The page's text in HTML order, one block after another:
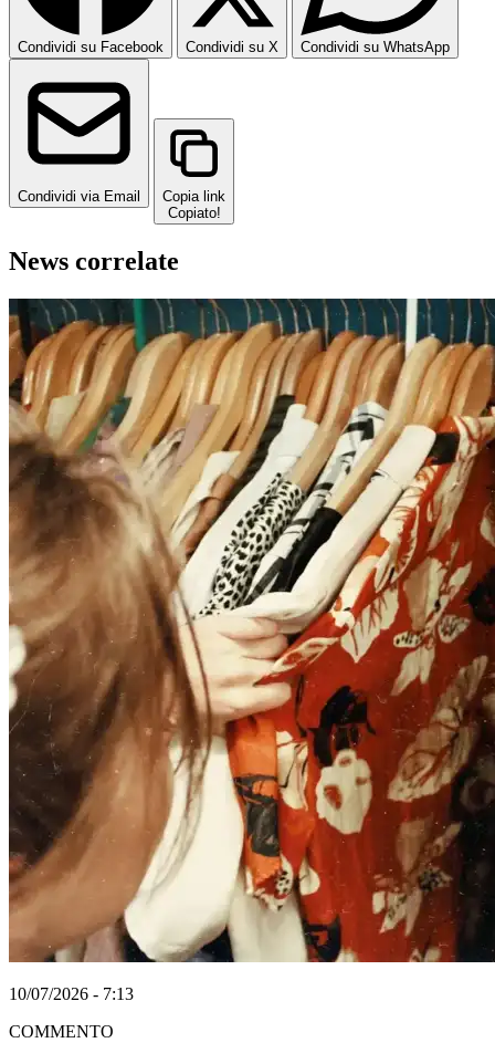
Condividi su Facebook Condividi su X Condividi su WhatsApp
Condividi via Email
Copia link
Copiato!
News correlate
10/07/2026 - 7:13
COMMENTO